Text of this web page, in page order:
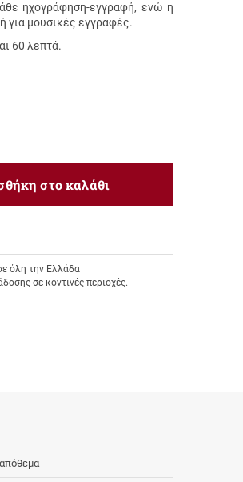
ηχογράφηση-εγγραφή, ενώ η
για μουσικές εγγραφές.
60 λεπτά.
στο καλάθι
όλη την Ελλάδα
σε κοντινές περιοχές.